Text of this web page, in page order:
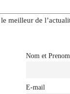
meilleur de
Nom et Prenom
E-mail